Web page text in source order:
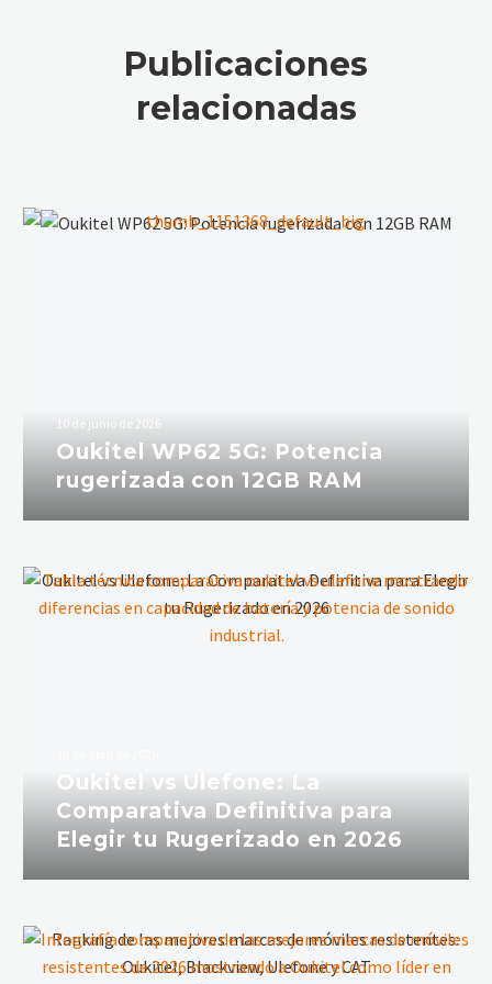
Económica
Profesionales
Durabilidad
y Potencia
Publicaciones
relacionadas
10 de junio de 2026
Oukitel WP62 5G: Potencia
rugerizada con 12GB RAM
Oukitel vs Ulefone: La
Comparativa Definitiva para
Elegir tu Rugerizado en 2026